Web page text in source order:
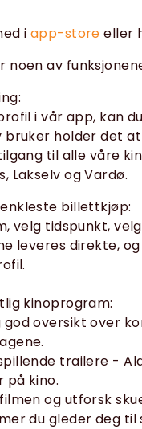
i app-store eller
noen av
i vår app, kan
bruker holder det
til alle våre
Lakselv og Vardø.
billettkjøp:
velg tidspunkt,
leveres direkte,
kinoprogram:
god oversikt over
trailere -
på kino.
og utforsk
du gleder deg